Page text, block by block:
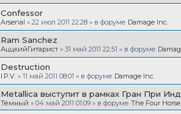
Confessor
Arsenal » 22 июл 2011 22:28 » в форуме Damage Inc.
Ram Sanchez
АццкийГитарист » 31 май 2011 22:51 » в форуме
Destruction
I.P.V. » 11 май 2011 08:01 » в форуме Damage Inc.
Metallica выступит в рамках Гран При
Тёмный » 04 май 2011 01:09 » в форуме The Four